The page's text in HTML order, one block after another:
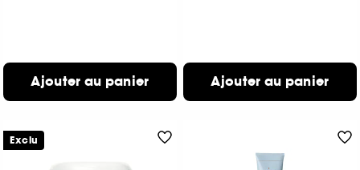
Ajouter au panier Ajouter au panier
Exclu